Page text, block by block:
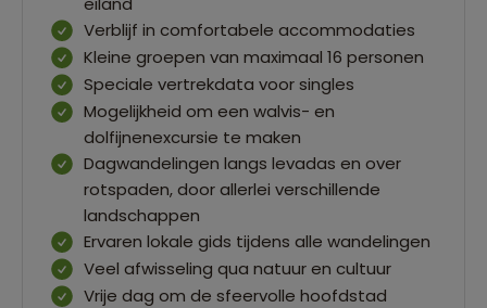
Verblijf in comfortabele accommodaties
Kleine groepen van maximaal 16 personen
Speciale vertrekdata voor singles
Mogelijkheid om een walvis- en
dolfijnenexcursie te maken
Dagwandelingen langs levadas en over
rotspaden, door allerlei verschillende
landschappen
Ervaren lokale gids tijdens alle wandelingen
Veel afwisseling qua natuur en cultuur
Vrije dag om de sfeervolle hoofdstad